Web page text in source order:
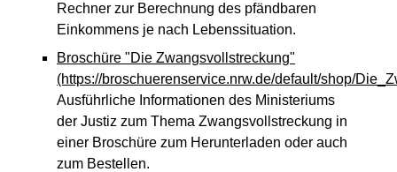
Rechner zur Berechnung des pfändbaren
Einkommens je nach Lebenssituation.
Broschüre "Die Zwangsvollstreckung"
(https://broschuerenservice.nrw.de/default/shop/
Ausführliche Informationen des Ministeriums
der Justiz zum Thema Zwangsvollstreckung in
einer Broschüre zum Herunterladen oder auch
zum Bestellen.